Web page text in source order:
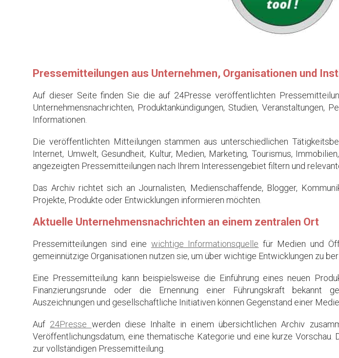
Pressemitteilungen aus Unternehmen, Organisationen und
Auf dieser Seite finden Sie die auf 24Presse veröffentlichten
Unternehmensnachrichten, Produktankündigungen, Studien,
Informationen.
Die veröffentlichten Mitteilungen stammen aus unterschiedlichen
Internet, Umwelt, Gesundheit, Kultur, Medien, Marketing, Tourismus,
angezeigten Pressemitteilungen nach Ihrem Interessengebiet filtern und
Das Archiv richtet sich an Journalisten, Medienschaffende, Blogger,
Projekte, Produkte oder Entwicklungen informieren möchten.
Aktuelle Unternehmensnachrichten an einem zentralen Ort
Pressemitteilungen sind eine wichtige Informationsquelle für Medien und
gemeinnützige Organisationen nutzen sie, um über wichtige Entwicklungen zu
Eine Pressemitteilung kann beispielsweise die Einführung eines neuen
Finanzierungsrunde oder die Ernennung einer Führungskraft bekannt
Auszeichnungen und gesellschaftliche Initiativen können Gegenstand einer
Auf 24Presse werden diese Inhalte in einem übersichtlichen Archiv
Veröffentlichungsdatum, eine thematische Kategorie und eine kurze
zur vollständigen Pressemitteilung.